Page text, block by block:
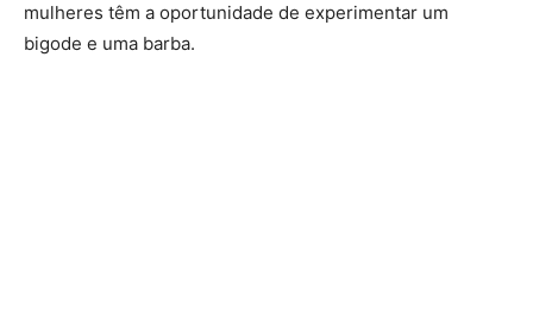
mulheres têm a oportunidade de experimentar um
bigode e uma barba.